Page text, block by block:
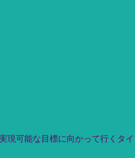
可能な目標に向かって行くタイ